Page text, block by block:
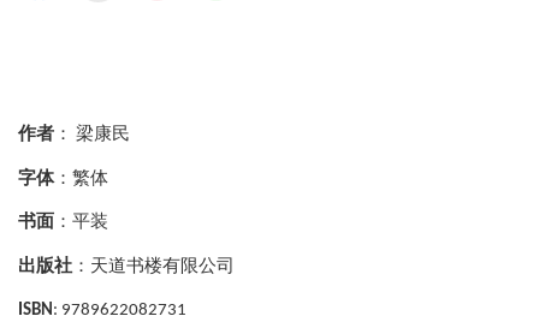
作者 ： 梁康民
字体：繁体
书面 ：平装
出版社 ：天道书楼有限公司
ISBN : 9789622082731